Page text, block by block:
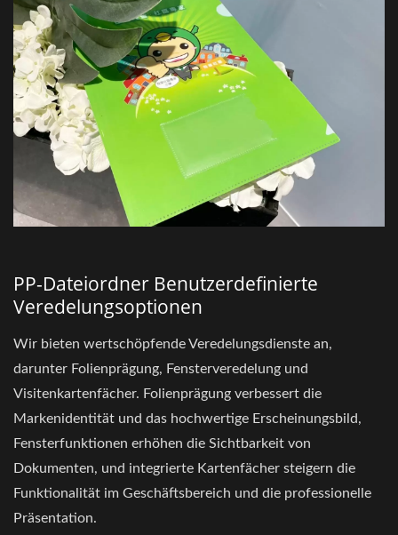
PP-Dateiordner Benutzerdefinierte
Veredelungsoptionen
Wir bieten wertschöpfende Veredelungsdienste an,
darunter Folienprägung, Fensterveredelung und
Visitenkartenfächer. Folienprägung verbessert die
Markenidentität und das hochwertige Erscheinungsbild,
Fensterfunktionen erhöhen die Sichtbarkeit von
Dokumenten, und integrierte Kartenfächer steigern die
Funktionalität im Geschäftsbereich und die professionelle
Präsentation.